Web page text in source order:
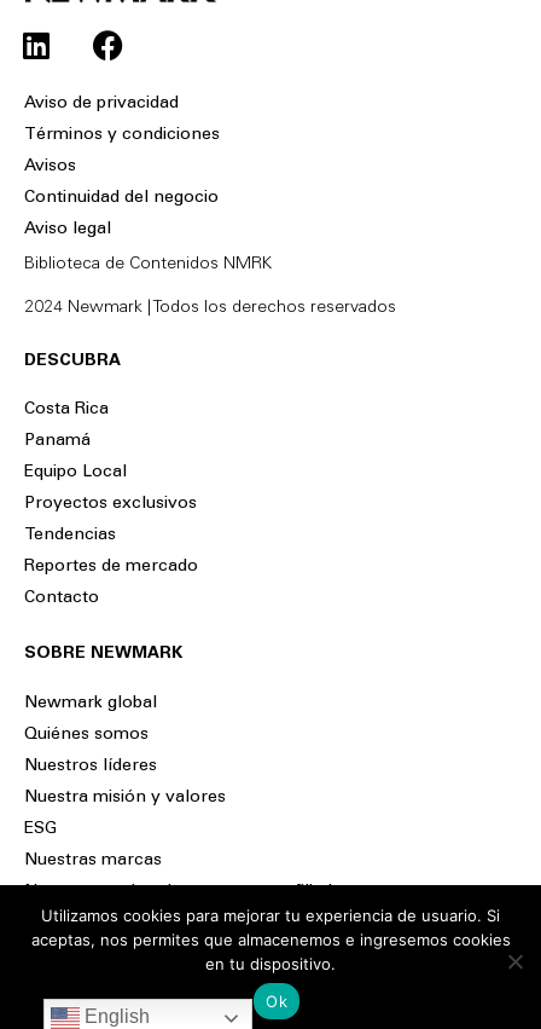
L
i
n
k
d
i
n
F
a
c
b
o
k
Aviso de privacidad
Términos y condiciones
Avisos
Continuidad del negocio
Aviso legal
Biblioteca de Contenidos NMRK
2024 Newmark | Todos los derechos reservados
DESCUBRA
Costa Rica
Panamá
Equipo Local
Proyectos exclusivos
Tendencias
Reportes de mercado
Contacto
SOBRE NEWMARK
Newmark global
Quiénes somos
Nuestros líderes
Nuestra misión y valores
ESG
Nuestras marcas
English
Utilizamos cookies para mejorar tu experiencia de usuario. Si
aceptas, nos permites que almacenemos e ingresemos cookies
en tu dispositivo.
Ok